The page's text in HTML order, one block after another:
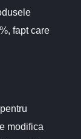
fapt care
modifica